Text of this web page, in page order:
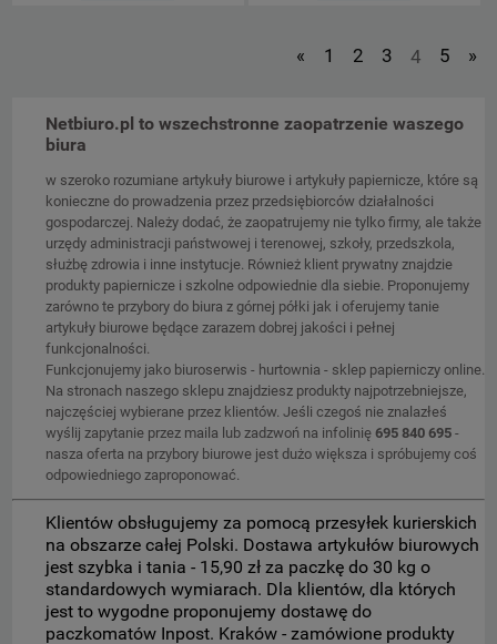
« 1 2 3 4 5 »
Netbiuro.pl to wszechstronne zaopatrzenie waszego
biura
w szeroko rozumiane artykuły biurowe i artykuły papiernicze, które są
konieczne do prowadzenia przez przedsiębiorców działalności
gospodarczej. Należy dodać, że zaopatrujemy nie tylko firmy, ale także
urzędy administracji państwowej i terenowej, szkoły, przedszkola,
służbę zdrowia i inne instytucje. Również klient prywatny znajdzie
produkty papiernicze i szkolne odpowiednie dla siebie. Proponujemy
zarówno te przybory do biura z górnej półki jak i oferujemy tanie
artykuły biurowe będące zarazem dobrej jakości i pełnej
funkcjonalności.
Funkcjonujemy jako biuroserwis - hurtownia - sklep papierniczy online.
Na stronach naszego sklepu znajdziesz produkty najpotrzebniejsze,
najczęściej wybierane przez klientów. Jeśli czegoś nie znalazłeś
wyślij zapytanie przez maila lub zadzwoń na infolinię 695 840 695 -
nasza oferta na przybory biurowe jest dużo większa i spróbujemy coś
odpowiedniego zaproponować.
Klientów obsługujemy za pomocą przesyłek kurierskich
na obszarze całej Polski. Dostawa artykułów biurowych
jest szybka i tania - 15,90 zł za paczkę do 30 kg o
standardowych wymiarach. Dla klientów, dla których
jest to wygodne proponujemy dostawę do
paczkomatów Inpost. Kraków - zamówione produkty